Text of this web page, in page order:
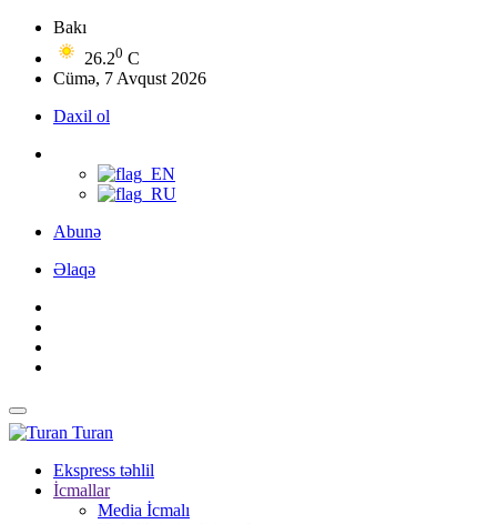
Bakı
26.20 C
Cümə, 7 Avqust 2026
Daxil ol
Abunə
Əlaqə
Turan
Ekspress təhlil
İcmallar
Media İcmalı